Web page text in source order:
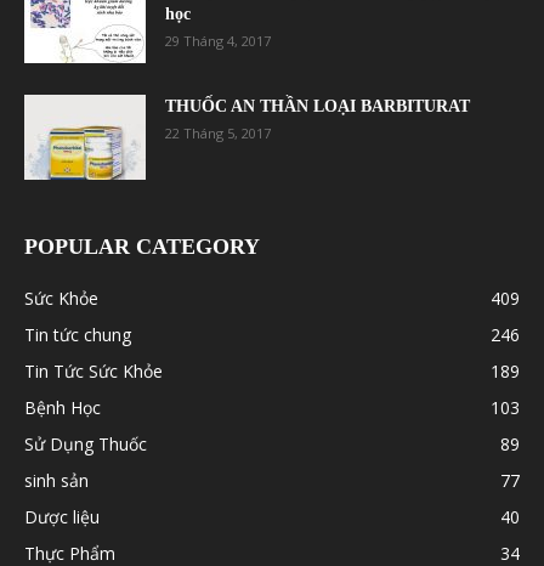
học
29 Tháng 4, 2017
THUỐC AN THẦN LOẠI BARBITURAT
22 Tháng 5, 2017
POPULAR CATEGORY
Sức Khỏe
409
Tin tức chung
246
Tin Tức Sức Khỏe
189
Bệnh Học
103
Sử Dụng Thuốc
89
sinh sản
77
Dược liệu
40
Thực Phẩm
34